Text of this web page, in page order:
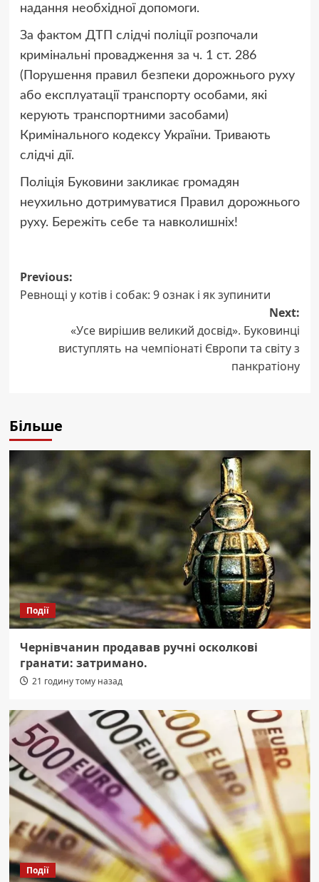
надання необхідної допомоги.
За фактом ДТП слідчі поліції розпочали
кримінальні провадження за ч. 1 ст. 286
(Порушення правил безпеки дорожнього руху
або експлуатації транспорту особами, які
керують транспортними засобами)
Кримінального кодексу України. Тривають
слідчі дії.
Поліція Буковини закликає громадян
неухильно дотримуватися Правил дорожнього
руху. Бережіть себе та навколишніх!
Post
navigation
Previous:
Ревнощі у котів і собак: 9 ознак і як зупинити
Next:
«Усе вирішив великий досвід». Буковинці
виступлять на чемпіонаті Європи та світу з
панкратіону
Більше
Події
Чернівчанин продавав ручні осколкові
гранати: затримано.
21 годину тому назад
Події